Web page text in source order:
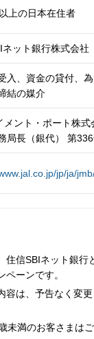
上の日本在住者
ネット銀行株式会社
入、資金の貸付、
結の媒介
メント・ポート株
局長（銀代） 第336
jp/ja/
住信SBIネット銀行
ペーンです。
容は、予告なく変
未満のお客さまはご